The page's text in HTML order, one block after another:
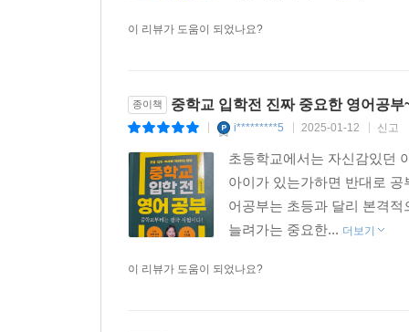
이 리뷰가 도움이 되었나요?
종이책 중학교 입학전 진짜 중요한 영어공부
i*********5 2025-01-12 신고
초등학교에서는 자신감있던
아이가 있는가하면 반대로
어공부는 초등과 달리 본격
늘려가는 중요한... 더보기
이 리뷰가 도움이 되었나요?